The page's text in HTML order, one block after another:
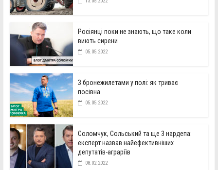
Росіянці поки не знають, що таке коли
виють сирени
05.05.2022
З бронежилетами у полі: як триває
посівна
05.05.2022
Соломчук, Сольський та ще 3 нардепа:
експерт назвав найефективніших
депутатів-аграріїв
08.02.2022